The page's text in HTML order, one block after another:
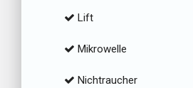
Lift
Mikrowelle
Nichtraucher